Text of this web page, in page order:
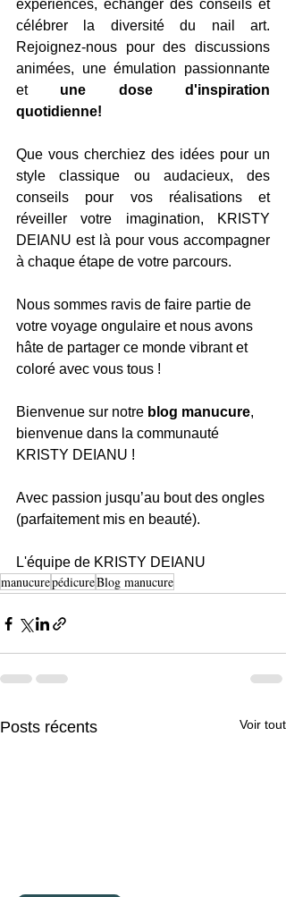
expériences, échanger des conseils et
célébrer la diversité du nail art.
Rejoignez-nous pour des discussions
animées, une émulation passionnante
et une dose d'inspiration
quotidienne!
Que vous cherchiez des idées pour un
style classique ou audacieux, des
conseils pour vos réalisations et
réveiller votre imagination, KRISTY
DEIANU est là pour vous accompagner
à chaque étape de votre parcours.
Nous sommes ravis de faire partie de
votre voyage ongulaire et nous avons
hâte de partager ce monde vibrant et
coloré avec vous tous !
Bienvenue sur notre blog manucure,
bienvenue dans la communauté
KRISTY DEIANU !
Avec passion jusqu’au bout des ongles
(parfaitement mis en beauté).
L'équipe de KRISTY DEIANU
manucurepédicureBlog manucure
Posts récents Voir tout